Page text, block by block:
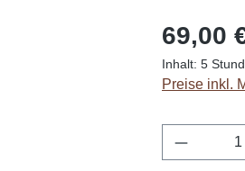
Regulärer
69,00
Inhalt: 5
Preise inkl.